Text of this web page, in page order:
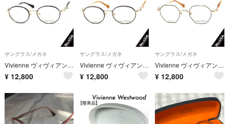
サングラス/メガネ
Vivienne ヴィヴィアンウエストウッド メガネ 4 40-0039-3
¥ 12,800
サングラス/メガネ
Vivienne ヴィヴィアンウエストウッド メガネ 4 40-0039-1
¥ 12,800
サングラス/メガネ
Vivienne ヴィヴィアンウエストウッド メガネ 4 40-0038-3
¥ 12,800